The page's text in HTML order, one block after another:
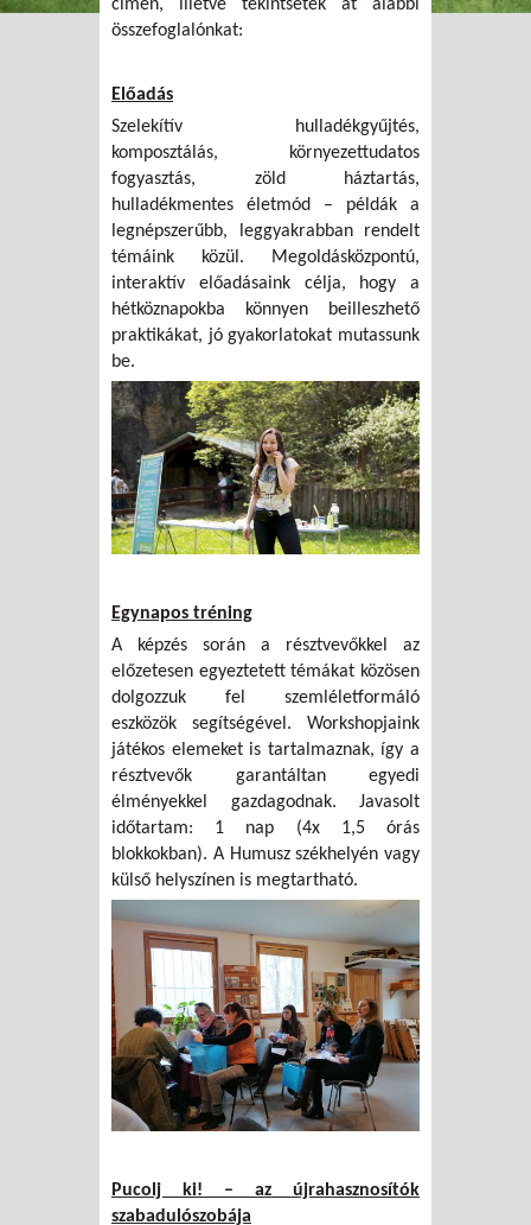
címen, illetve tekintsétek át alábbi
összefoglalónkat:
Előadás
Szelekítív hulladékgyűjtés,
komposztálás, környezettudatos
fogyasztás, zöld háztartás,
hulladékmentes életmód – példák a
legnépszerűbb, leggyakrabban rendelt
témáink közül. Megoldásközpontú,
interaktív előadásaink célja, hogy a
hétköznapokba könnyen beilleszhető
praktikákat, jó gyakorlatokat mutassunk
be.
Egynapos tréning
A képzés során a résztvevőkkel az
előzetesen egyeztetett témákat közösen
dolgozzuk fel szemléletformáló
eszközök segítségével. Workshopjaink
játékos elemeket is tartalmaznak, így a
résztvevők garantáltan egyedi
élményekkel gazdagodnak. Javasolt
időtartam: 1 nap (4x 1,5 órás
blokkokban). A Humusz székhelyén vagy
külső helyszínen is megtartható.
Pucolj ki! – az újrahasznosítók
szabadulószobája